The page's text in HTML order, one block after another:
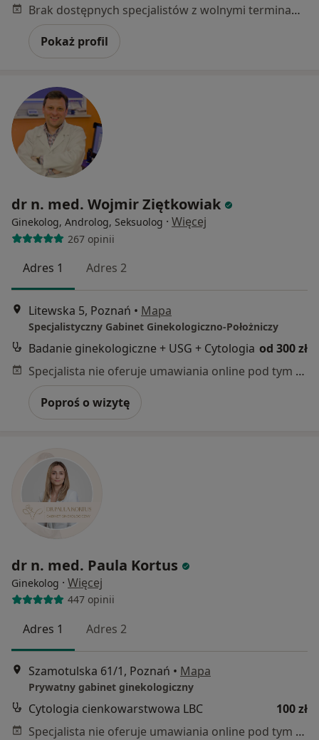
Brak dostępnych specjalistów z wolnymi terminami w tym centrum medycznym.
Pokaż profil
dr n. med. Wojmir Ziętkowiak
Ginekolog, Androlog, Seksuolog · Więcej
267 opinii
Adres 1 Adres 2
Litewska 5, Poznań • Mapa
Specjalistyczny Gabinet Ginekologiczno-Położniczy
Badanie ginekologiczne + USG + Cytologia od 300 zł
Specjalista nie oferuje umawiania online pod tym adresem.
Poproś o wizytę
dr n. med. Paula Kortus
Ginekolog · Więcej
447 opinii
Adres 1 Adres 2
Szamotulska 61/1, Poznań • Mapa
Prywatny gabinet ginekologiczny
Cytologia cienkowarstwowa LBC
100 zł
Specjalista nie oferuje umawiania online pod tym adresem.